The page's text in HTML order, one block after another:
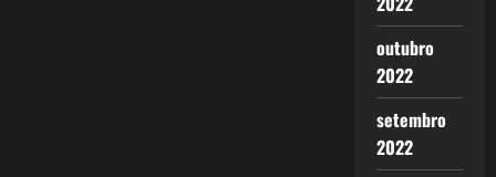
outubro
2022
setembro
2022